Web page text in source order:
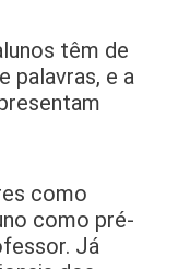
têm de
palavras, e a
como
como pré-
Já